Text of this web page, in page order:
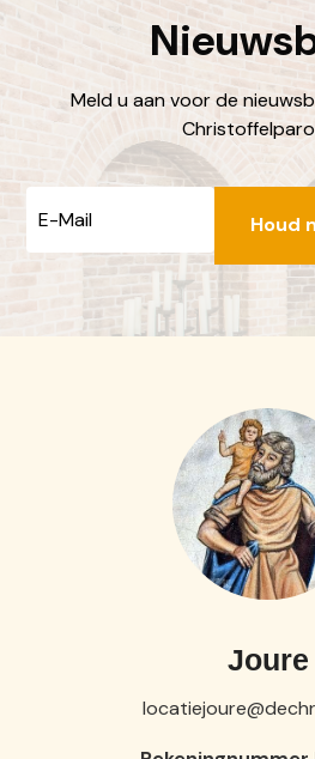
Meld u aan voor de
Joure